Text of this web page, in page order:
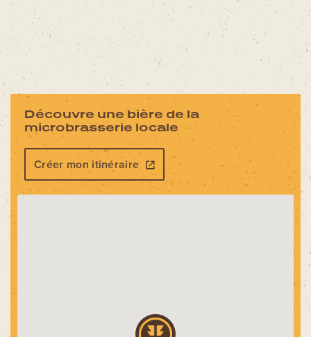
Découvre une bière de la
microbrasserie locale
Créer mon itinéraire